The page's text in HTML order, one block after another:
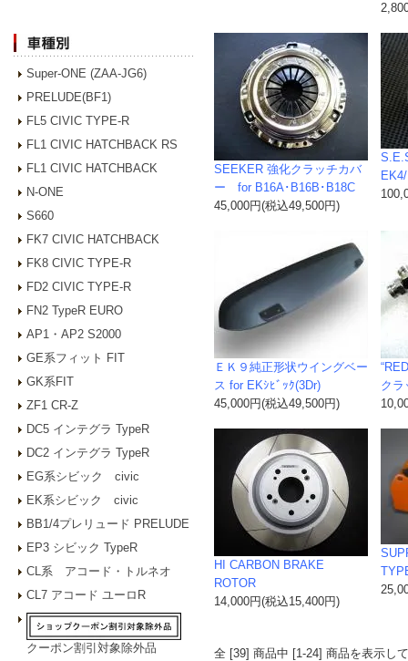
Super-ONE (ZAA-JG6)
PRELUDE(BF1)
FL5 CIVIC TYPE-R
FL1 CIVIC HATCHBACK RS
FL1 CIVIC HATCHBACK
N-ONE
S660
FK7 CIVIC HATCHBACK
FK8 CIVIC TYPE-R
FD2 CIVIC TYPE-R
FN2 TypeR EURO
AP1・AP2 S2000
GE系フィット FIT
GK系FIT
ZF1 CR-Z
DC5 インテグラ TypeR
DC2 インテグラ TypeR
EG系シビック civic
EK系シビック civic
BB1/4プレリュード PRELUDE
EP3 シビック TypeR
CL系 アコード・トルネオ
CL7 アコード ユーロR
クーポン割引対象除外品
SEEKER 強化クラッチカバ
ー for B16A･B16B･B18C
45,000円(税込49,500円)
ＥＫ９純正形状ウイングベー
ス for EKｼﾋﾞｯｸ(3Dr)
45,000円(税込49,500円)
クラ
HI CARBON BRAKE
ROTOR
14,000円(税込15,400円)
全 [39] 商品中 [1-24] 商品を表示